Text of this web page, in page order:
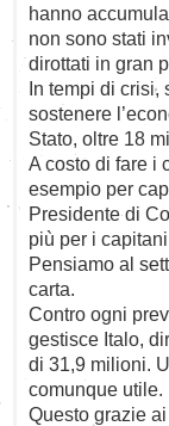
hanno
non sono stati
dirottati in gran
In tempi di crisi,
sostenere
Stato, oltre 18
A costo di fare i
esempio per
Presidente di
più per i
Pensiamo al
carta.
Contro ogni
gestisce Italo,
di 31,9 milioni.
comunque utile.
Questo grazie